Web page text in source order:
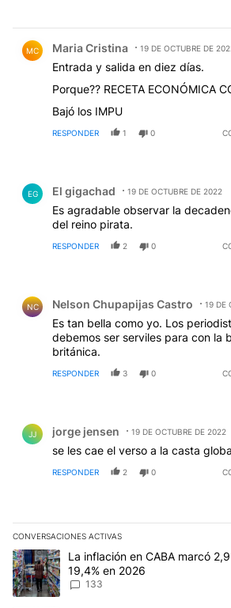
MC Maria Cristina 19 DE OCTUBRE DE
Entrada y salida en diez días.
Porque?? RECETA ECONÓMICA
Bajó los IMPU
RESPONDER 1 0
EG El gigachad 19 DE OCTUBRE DE 2022
Es agradable observar la
del reino pirata.
RESPONDER 2 0
NC Nelson Chupapijas Castro 19 DE
Es tan bella como yo. Los
debemos ser serviles para con la
británica.
RESPONDER 3 0
JJ jorge jensen 19 DE OCTUBRE DE 2022
se les cae el verso a la casta
RESPONDER 2 0
CONVERSACIONES ACTIVAS
Este listado muestra los artículos con
Un artículo de tendencia con el título "La
La inflación en CABA marcó
19,4% en 2026
133